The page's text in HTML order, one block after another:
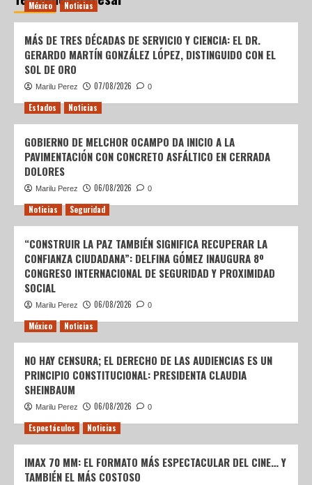
México Noticias
MÁS DE TRES DÉCADAS DE SERVICIO Y CIENCIA: EL DR.
GERARDO MARTÍN GONZÁLEZ LÓPEZ, DISTINGUIDO CON EL
SOL DE ORO
Marilu Perez 07/08/2026 0
Estados Noticias
GOBIERNO DE MELCHOR OCAMPO DA INICIO A LA
PAVIMENTACIÓN CON CONCRETO ASFÁLTICO EN CERRADA
DOLORES
Marilu Perez 06/08/2026 0
Noticias Seguridad
“CONSTRUIR LA PAZ TAMBIÉN SIGNIFICA RECUPERAR LA
CONFIANZA CIUDADANA”: DELFINA GÓMEZ INAUGURA 8º
CONGRESO INTERNACIONAL DE SEGURIDAD Y PROXIMIDAD
SOCIAL
Marilu Perez 06/08/2026 0
México Noticias
NO HAY CENSURA; EL DERECHO DE LAS AUDIENCIAS ES UN
PRINCIPIO CONSTITUCIONAL: PRESIDENTA CLAUDIA
SHEINBAUM
Marilu Perez 06/08/2026 0
Espectáculos Noticias
IMAX 70 MM: EL FORMATO MÁS ESPECTACULAR DEL CINE… Y
TAMBIÉN EL MÁS COSTOSO